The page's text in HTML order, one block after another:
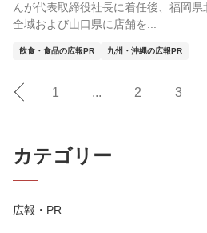
んが代表取締役社長に着任後、福岡
全域および山口県に店舗を...
飲食・食品の広報PR 九州・沖縄の広報PR
1 ... 2 3
カテゴリー
広報・PR